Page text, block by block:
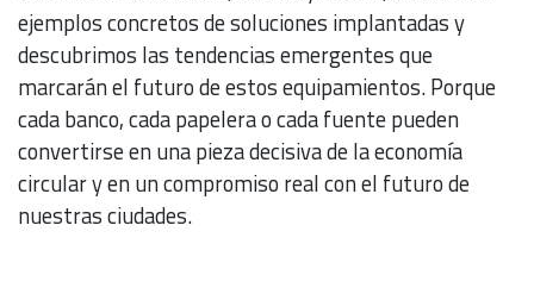
ejemplos concretos de soluciones implantadas y
descubrimos las tendencias emergentes que
marcarán el futuro de estos equipamientos. Porque
cada banco, cada papelera o cada fuente pueden
convertirse en una pieza decisiva de la economía
circular y en un compromiso real con el futuro de
nuestras ciudades.